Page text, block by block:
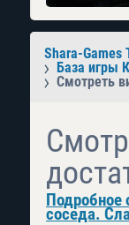
Shara-
База игры
Смотреть
Подробное
соседа.